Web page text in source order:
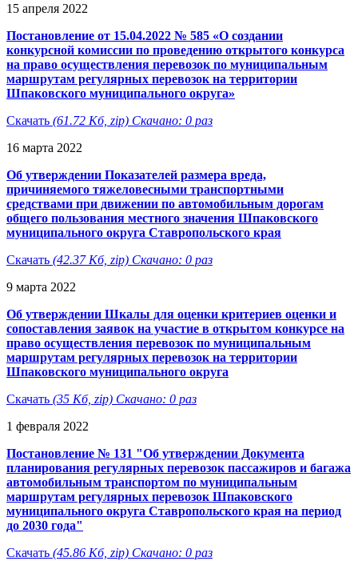
15 апреля 2022
Постановление от 15.04.2022 № 585 «О создании
конкурсной комиссии по проведению открытого конкурса
на право осуществления перевозок по муниципальным
маршрутам регулярных перевозок на территории
Шпаковского муниципального округа»
Скачать (61.72 Кб, zip) Скачано: 0 раз
16 марта 2022
Об утверждении Показателей размера вреда,
причиняемого тяжеловесными транспортными
средствами при движении по автомобильным дорогам
общего пользования местного значения Шпаковского
муниципального округа Ставропольского края
Скачать (42.37 Кб, zip) Скачано: 0 раз
9 марта 2022
Об утверждении Шкалы для оценки критериев оценки и
сопоставления заявок на участие в открытом конкурсе на
право осуществления перевозок по муниципальным
маршрутам регулярных перевозок на территории
Шпаковского муниципального округа
Скачать (35 Кб, zip) Скачано: 0 раз
1 февраля 2022
Постановление № 131 "Об утверждении Документа
планирования регулярных перевозок пассажиров и багажа
автомобильным транспортом по муниципальным
маршрутам регулярных перевозок Шпаковского
муниципального округа Ставропольского края на период
до 2030 года"
Скачать (45.86 Кб, zip) Скачано: 0 раз